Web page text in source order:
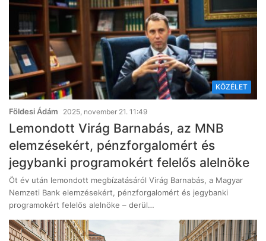
KÖZÉLET
Földesi Ádám 2025, november 21. 11:49
Lemondott Virág Barnabás, az MNB
elemzésekért, pénzforgalomért és
jegybanki programokért felelős alelnöke
Öt év után lemondott megbízatásáról Virág Barnabás, a Magyar
Nemzeti Bank elemzésekért, pénzforgalomért és jegybanki
programokért felelős alelnöke – derül…